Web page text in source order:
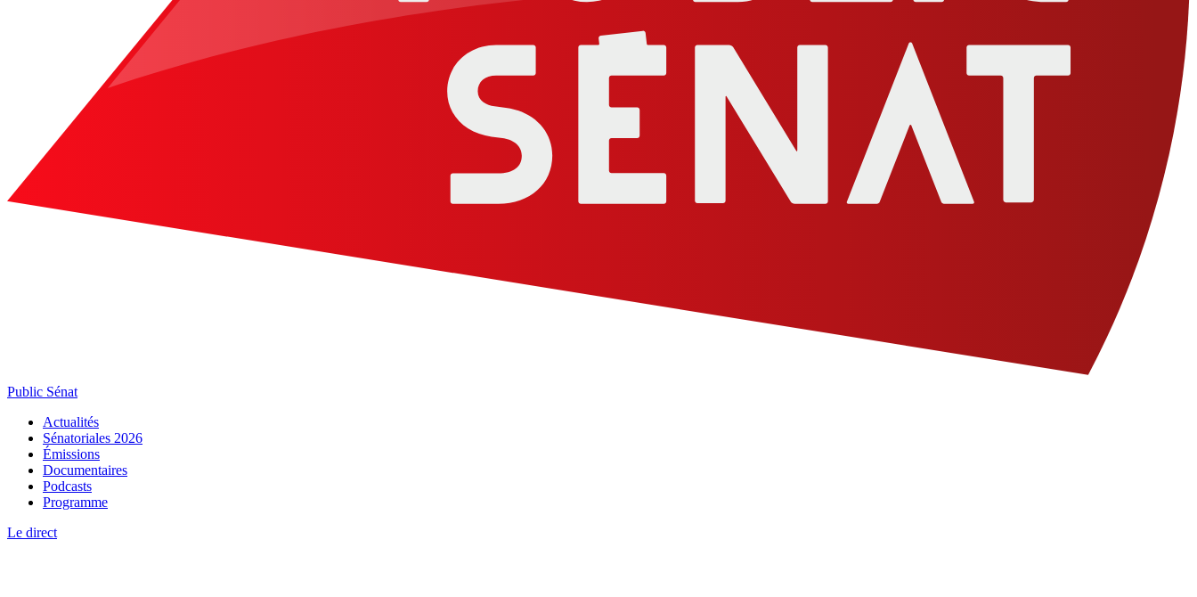
Public Sénat
Actualités
Sénatoriales 2026
Émissions
Documentaires
Podcasts
Programme
Le direct